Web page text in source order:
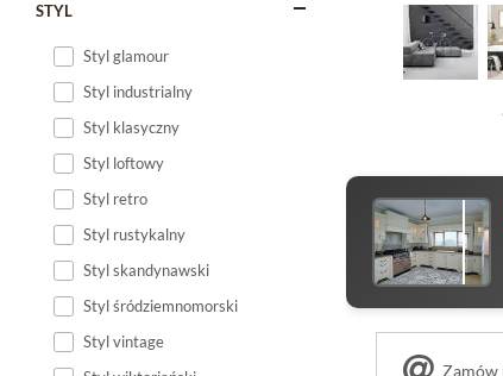
STYL
Styl glamour
Styl industrialny
Styl klasyczny
Styl loftowy
Styl retro
Styl rustykalny
Styl skandynawski
Styl śródziemnomorski
Styl vintage
Zamów